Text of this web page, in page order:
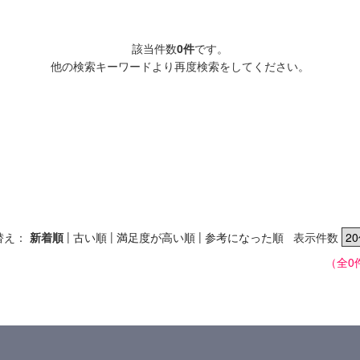
該当件数0件です。
他の検索キーワードより再度検索をしてください。
： 新着順 | 古い順 | 満足度が高い順 | 参考になった順 表示件数
（全